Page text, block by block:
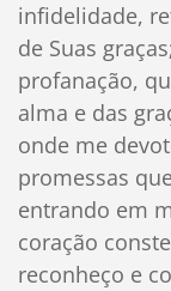
infidelidade,
de Suas
profanação,
alma e das
onde me
promessas
entrando em
coração
reconheço e